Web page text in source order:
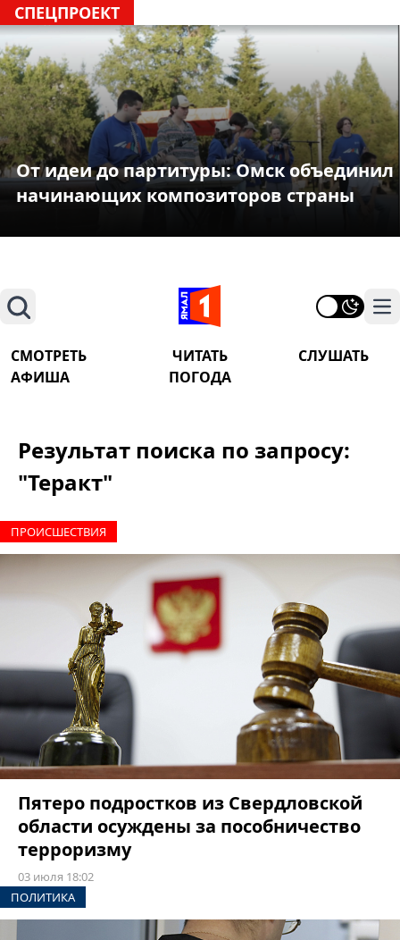
СПЕЦПРОЕКТ
От идеи до партитуры: Омск объединил
начинающих композиторов страны
Поиск
СМОТРЕТЬ ЧИТАТЬ
СЛУШАТЬ
АФИША
ПОГОДА
Результат поиска по запросу:
"Теракт"
ПРОИCШЕСТВИЯ
Пятеро подростков из Свердловской
области осуждены за пособничество
терроризму
03 июля 18:02
ПОЛИТИКА